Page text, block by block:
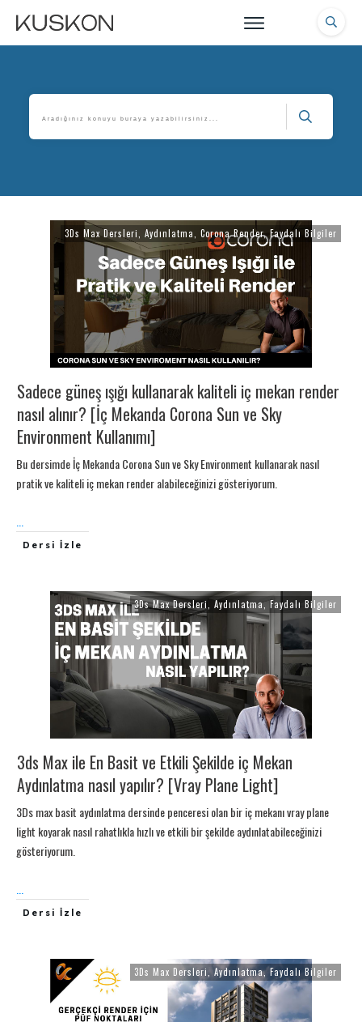
3Ds Max Dersleri Aydınlatma Corona Render, Faydalı Bilgiler
Sadece güneş ışığı kullanarak kaliteli iç mekan render
nasıl alınır? [İç Mekanda Corona Sun ve Sky
Environment Kullanımı]
Bu dersimde İç Mekanda Corona Sun ve Sky Environment kullanarak nasıl
pratik ve kaliteli iç mekan render alabileceğinizi gösteriyorum.
Dersi İzle
3Ds Max Dersleri Aydınlatma,Faydalı Bilgiler
3ds Max ile En Basit ve Etkili Şekilde iç Mekan
Aydınlatma nasıl yapılır? [Vray Plane Light]
3Ds max basit aydınlatma dersinde penceresi olan bir iç mekanı vray plane
light koyarak nasıl rahatlıkla hızlı ve etkili bir şekilde aydınlatabileceğinizi
gösteriyorum.
Dersi İzle
3Ds Max Dersleri , Aydınlatma, Faydalı Bilgiler